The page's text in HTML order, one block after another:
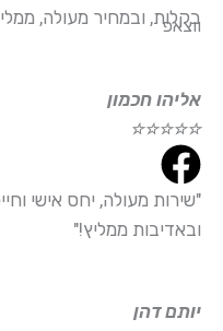
ווצאפ
בקלות, ובמחיר מעולה,
אליהו חכמון
☆
☆
☆
☆
☆
"שירות מעולה, יחס אישי
ובאדיבות ממליץ!"
יותם דהן